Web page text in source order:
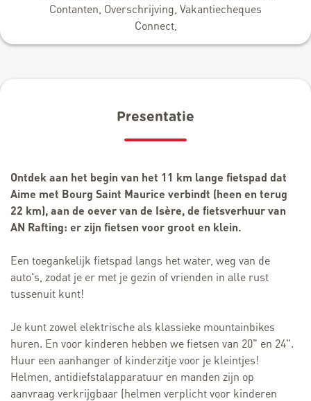
Contanten, Overschrijving, Vakantiecheques
Connect,
Presentatie
Ontdek aan het begin van het 11 km lange fietspad dat
Aime met Bourg Saint Maurice verbindt (heen en terug
22 km), aan de oever van de Isère, de fietsverhuur van
AN Rafting: er zijn fietsen voor groot en klein.
Een toegankelijk fietspad langs het water, weg van de
auto's, zodat je er met je gezin of vrienden in alle rust
tussenuit kunt!
Je kunt zowel elektrische als klassieke mountainbikes
huren. En voor kinderen hebben we fietsen van 20" en 24".
Huur een aanhanger of kinderzitje voor je kleintjes!
Helmen, antidiefstalapparatuur en manden zijn op
aanvraag verkrijgbaar (helmen verplicht voor kinderen